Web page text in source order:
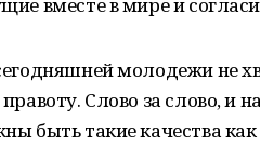
молодежи не
Слово за слово, и
быть такие качества